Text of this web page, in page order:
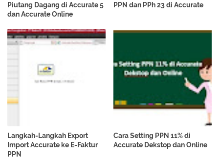
Piutang Dagang di Accurate 5
dan Accurate Online
PPN dan PPh 23 di Accurate
Langkah-Langkah Export
Import Accurate ke E-Faktur
PPN
Cara Setting PPN 11% di
Accurate Dekstop dan Online